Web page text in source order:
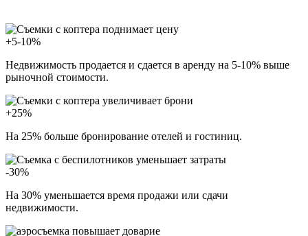
+5-10%
Недвижимость продается и сдается в аренду на 5-10% выше
рыночной стоимости.
+25%
На 25% больше бронирование отелей и гостиниц.
-30%
На 30% уменьшается время продажи или сдачи
недвижимости.